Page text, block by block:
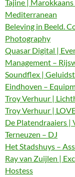
Tajine |
Mediterranean
Beleving in Beeld.
Photography
Quasar Digital |
Management –
Soundflex |
Eindhoven –
Troy Verhuur |
Troy Verhuur |
De Platendraaiers |
Terneuzen – DJ
Het Stadshuys –
Ray van Zuijlen |
Hostess